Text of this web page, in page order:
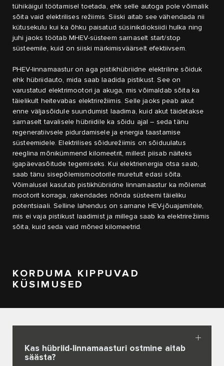
tühikäigul töötamisel toetada, ehk selle autoga pole võimalik
sõita vaid elektrilises režiimis. Siiski aitab see vähendada nii
kütusekulu kui ka õhku paisatud süsinikdioksiidi hulka ning
juhi jaoks töötab MHEV-süsteem sarnaselt start/stop
süsteemile, kuid on siiski märkimisväärselt efektiivsem.
PHEV-linnamaastur on aga pistikhübriidne elektriline sõiduk
ehk hübriidauto, mida saab laadida pistikust. See on
varustatud elektrimootori ja akuga, mis võimaldab sõita ka
täielikult heitevabas elektrirežiimis. Selle jaoks peab akut
enne väljasõidule suundumist laadima, kuid akut täidetakse
sarnaselt tavalisele hübriidile ka sõidu ajal – seda tänu
regeneratiivsele pidurdamisele ja energia taastamise
süsteemidele. Elektrilises sõidurežiimis on sõiduulatus
reeglina mõnikümmend kilomeetrit, millest piisab näiteks
igapäevasõitude tegemiseks. Kui elektrienergia otsa saab,
saab tänu sisepõlemismootorile muretult edasi sõita.
Võimalusel kasutab pistikhübriidne linnamaastur ka mõlemat
mootorit korraga, rakendades nõnda süsteemi täieliku
potentsiaali. Selline lahendus on sarnane HEV-jõuajamitele,
mis ei vaja pistikust laadimist ja millega saab ka elektrirežiimis
sõita, kuid seda vaid mõned kilomeetrid.
KORDUMA KIPPUVAD
KÜSIMUSED
Kas hübriid-linnamaasturi ostmine aitab
säästa?